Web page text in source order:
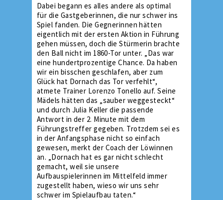
Dabei begann es alles andere als optimal
für die Gastgeberinnen, die nur schwer ins
Spiel fanden. Die Gegnerinnen hätten
eigentlich mit der ersten Aktion in Führung
gehen müssen, doch die Stürmerin brachte
den Ball nicht im 1860-Tor unter. „Das war
eine hundertprozentige Chance. Da haben
wir ein bisschen geschlafen, aber zum
Glück hat Dornach das Tor verfehlt“,
atmete Trainer Lorenzo Tonello auf. Seine
Mädels hätten das „sauber weggesteckt“
und durch Julia Keller die passende
Antwort in der 2. Minute mit dem
Führungstreffer gegeben. Trotzdem sei es
in der Anfangsphase nicht so einfach
gewesen, merkt der Coach der Löwinnen
an. „Dornach hat es gar nicht schlecht
gemacht, weil sie unsere
Aufbauspielerinnen im Mittelfeld immer
zugestellt haben, wieso wir uns sehr
schwer im Spielaufbau taten.“